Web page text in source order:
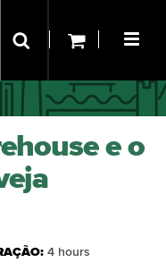
e o
4 hours